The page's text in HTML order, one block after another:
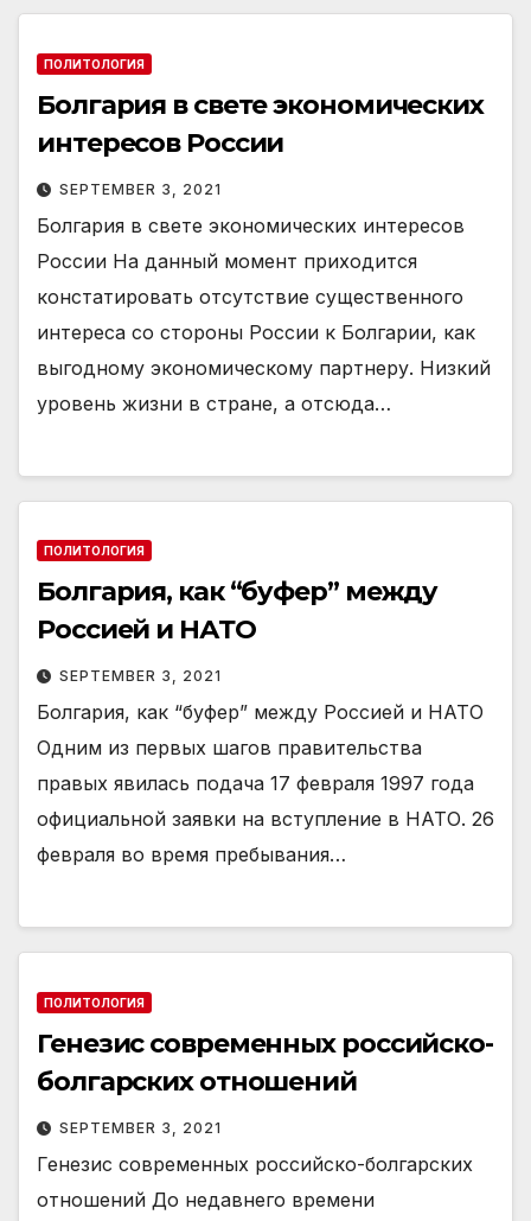
ПОЛИТОЛОГИЯ
Болгария в свете экономических
интересов России
SEPTEMBER 3, 2021
Болгария в свете экономических интересов
России На данный момент приходится
констатировать отсутствие существенного
интереса со стороны России к Болгарии, как
выгодному экономическому партнеру. Низкий
уровень жизни в стране, а отсюда…
ПОЛИТОЛОГИЯ
Болгария, как “буфер” между
Россией и НАТО
SEPTEMBER 3, 2021
Болгария, как “буфер” между Россией и НАТО
Одним из первых шагов правительства
правых явилась подача 17 февраля 1997 года
официальной заявки на вступление в НАТО. 26
февраля во время пребывания…
ПОЛИТОЛОГИЯ
Генезис современных российско-
болгарских отношений
SEPTEMBER 3, 2021
Генезис современных российско-болгарских
отношений До недавнего времени